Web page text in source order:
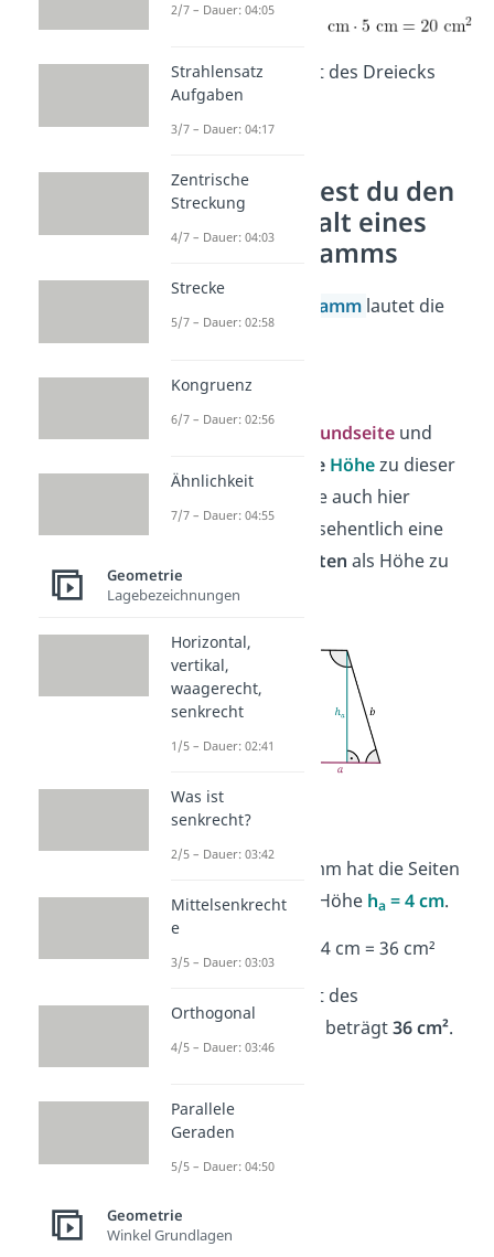
Der Flächeninhalt des Dreiecks
beträgt
So berechnest du den
Flächeninhalt eines
Parallelogramms
Parallelogramm lautet die
Formel:
A =a·ha
Dabei istadie Grundseite und
senkrechte Höhezu dieser
Grundseite. Achte auch hier
darauf,nicht
versehentlich eine
schrägen Seiten als Höhe zu
nehmen.
➡️Beispiel:
Ein Parallelogramm hat die Seiten
a = 9 cmund die Höhe ha= 4 cm.
= 9 cm · 4 cm = 36 cm²
Der Flächeninhalt des
Parallelogramms beträgt36 cm².
2/7 – Dauer: 04:05
Strahlensatz
Aufgaben
3/7 – Dauer: 04:17
Zentrische
Streckung
4/7 – Dauer: 04:03
Strecke
5/7 – Dauer: 02:58
Kongruenz
6/7 – Dauer: 02:56
Ähnlichkeit
7/7 – Dauer: 04:55
Geometrie
Lagebezeichnungen
Horizontal,
vertikal,
waagerecht,
senkrecht
1/5 – Dauer: 02:41
Was ist
senkrecht?
2/5 – Dauer: 03:42
Mittelsenkrecht
e
3/5 – Dauer: 03:03
Orthogonal
4/5 – Dauer: 03:46
Parallele
Geraden
5/5 – Dauer: 04:50
Geometrie
Winkel Grundlagen